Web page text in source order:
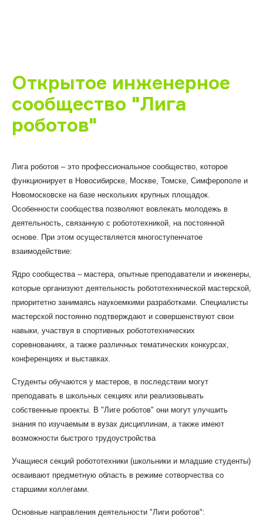
Открытое инженерное
сообщество "Лига
роботов"
Лига роботов – это профессиональное сообщество, которое
функционирует в Новосибирске, Москве, Томске, Симферополе и
Новомосковске на базе нескольких крупных площадок.
Особенности сообщества позволяют вовлекать молодежь в
деятельность, связанную с робототехникой, на постоянной
основе. При этом осуществляется многоступенчатое
взаимодействие:
Ядро сообщества – мастера, опытные преподаватели и инженеры,
которые организуют деятельность робототехнической мастерской,
приоритетно занимаясь наукоемкими разработками. Специалисты
мастерской постоянно подтверждают и совершенствуют свои
навыки, участвуя в спортивных робототехнических
соревнованиях, а также различных тематических конкурсах,
конференциях и выставках.
Студенты обучаются у мастеров, в последствии могут
преподавать в школьных секциях или реализовывать
собственные проекты. В "Лиге роботов" они могут улучшить
знания по изучаемым в вузах дисциплинам, а также имеют
возможности быстрого трудоустройства
Учащиеся секций робототехники (школьники и младшие студенты)
осваивают предметную область в режиме сотворчества со
старшими коллегами.
Основные направления деятельности "Лиги роботов":